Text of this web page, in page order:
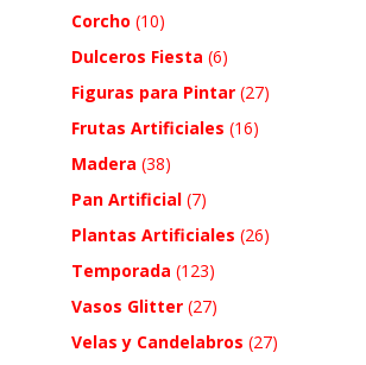
Corcho (10)
Dulceros Fiesta (6)
Figuras para Pintar (27)
Frutas Artificiales (16)
Madera (38)
Pan Artificial (7)
Plantas Artificiales (26)
Temporada (123)
Vasos Glitter (27)
Velas y Candelabros (27)